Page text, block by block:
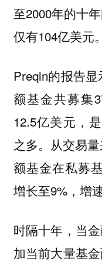
至2000年的十
仅有104亿美元。
Preqin的报告
额基金共募集
12.5亿美元，
之多。从交易量
额基金在私募
增长至9%，增
时隔十年，当
加当前大量基